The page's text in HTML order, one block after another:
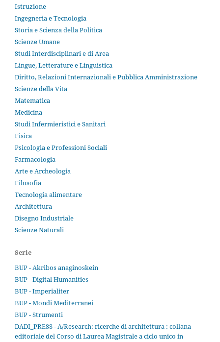
Istruzione
Ingegneria e Tecnologia
Storia e Scienza della Politica
Scienze Umane
Studi Interdisciplinari e di Area
Lingue, Letterature e Linguistica
Diritto, Relazioni Internazionali e Pubblica Amministrazione
Scienze della Vita
Matematica
Medicina
Studi Infermieristici e Sanitari
Fisica
Psicologia e Professioni Sociali
Farmacologia
Arte e Archeologia
Filosofia
Tecnologia alimentare
Architettura
Disegno Industriale
Scienze Naturali
Serie
BUP - Akribos anaginoskein
BUP - Digital Humanities
BUP - Imperialiter
BUP - Mondi Mediterranei
BUP - Strumenti
DADI_PRESS - A/Research: ricerche di architettura : collana
editoriale del Corso di Laurea Magistrale a ciclo unico in